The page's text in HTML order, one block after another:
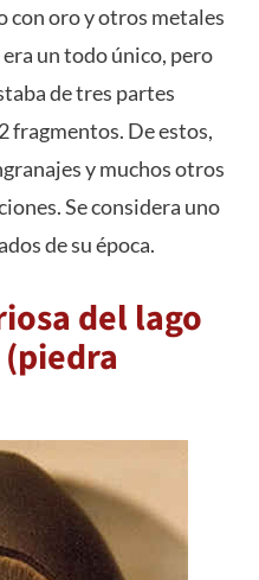
con oro y otros metales
un todo único, pero
de tres partes
fragmentos. De estos,
y muchos otros
Se considera uno
de su época.
del lago